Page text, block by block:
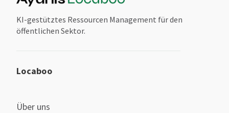
KI-gestütztes Ressourcen Management für den
öffentlichen Sektor.
Locaboo
Über uns